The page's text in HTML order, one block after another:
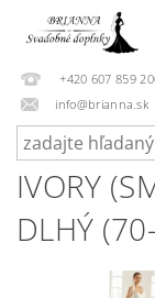
+420 607 859
info@brianna.sk
IVORY
DLHÝ